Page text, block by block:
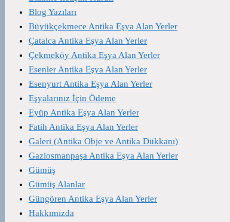
Blog Yazıları
Büyükçekmece Antika Eşya Alan Yerler
Çatalca Antika Eşya Alan Yerler
Çekmeköy Antika Eşya Alan Yerler
Esenler Antika Eşya Alan Yerler
Esenyurt Antika Eşya Alan Yerler
Eşyalarınız İçin Ödeme
Eyüp Antika Eşya Alan Yerler
Fatih Antika Eşya Alan Yerler
Galeri (Antika Obje ve Antika Dükkanı)
Gaziosmanpaşa Antika Eşya Alan Yerler
Gümüş
Gümüş Alanlar
Güngören Antika Eşya Alan Yerler
Hakkımızda